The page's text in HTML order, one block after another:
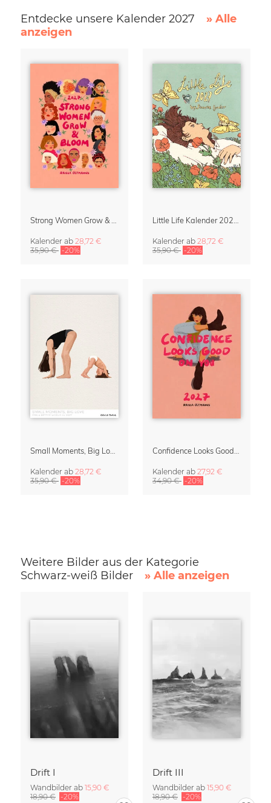
Entdecke unsere Kalender 2027
» Alle
anzeigen
Kalender ab 28,72 €
35,90 € -20%
Kalender ab 28,72 €
35,90 € -20%
Kalender ab 28,72 €
35,90 € -20%
Kalender ab 27,92 €
34,90 € -20%
Weitere Bilder aus der Kategorie
Schwarz-weiß Bilder
» Alle anzeigen
Drift I
Wandbilder ab 15,90 €
18,90 € -20%
Drift III
Wandbilder ab 15,90 €
18,90 € -20%